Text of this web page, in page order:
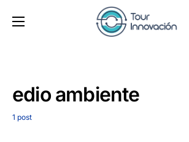
edio ambiente
1 post